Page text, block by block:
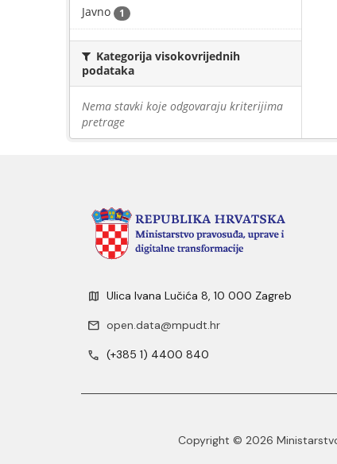
Javno 1
Kategorija visokovrijednih
podataka
Nema stavki koje odgovaraju kriterijima
pretrage